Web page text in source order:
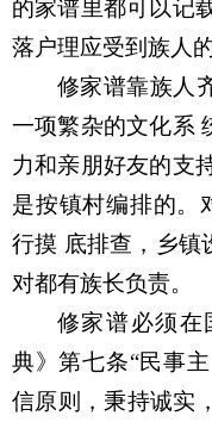
的家谱里都可以记
落户理应受到族人
修家谱靠族人
一项繁杂的文化系
力和亲朋好友的支
是按镇村编排的。
行摸 底排查，乡镇
对都有族长负责。
修家谱必须在
典》第七条“民事
信原则，秉持诚实